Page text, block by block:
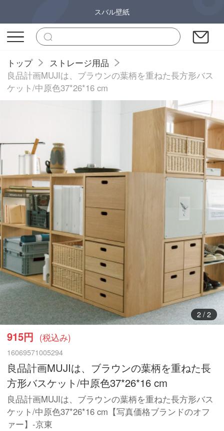
スバル壁紙
トップ
ストレージ用品
良品計画MUJIは、ブラウンの葉柄を重ねた長方形バス
ケット/中原色37*26*16 cm
2/ 2
915円 (税込み)
16069571005294
良品計画MUJIは、ブラウンの葉柄を重ねた長
方形バスケット/中原色37*26*16 cm
良品計画MUJIは、ブラウンの葉柄を重ねた長方形バス
ケット/中原色37*26*16 cm【写真価格ブランドのオフ
ァー】-京東